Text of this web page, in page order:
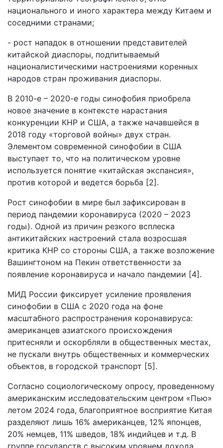
национального и иного характера между Китаем и
соседними странами;
- рост нападок в отношении представителей
китайской диаспоры, подпитываемый
националистическими настроениями коренных
народов стран проживания диаспоры.
В 2010-е – 2020-е годы синофобия приобрела
новое значение в контексте нарастания
конкуренции КНР и США, а также начавшейся в
2018 году «торговой войны» двух стран.
Элементом современной синофобии в США
выступает то, что на политическом уровне
используется понятие «китайская экспансия»,
против которой и ведется борьба [2].
Рост синофобии в мире был зафиксирован в
период пандемии коронавируса (2020 – 2023
годы). Одной из причин резкого всплеска
антикитайских настроений стала возросшая
критика КНР со стороны США, а также возложение
Вашингтоном на Пекин ответственности за
появление коронавируса и начало пандемии [4].
МИД России фиксирует усиление проявления
синофобии в США с 2020 года на фоне
масштабного распространения коронавируса:
американцев азиатского происхождения
притесняли и оскорбляли в общественных местах,
не пускали внутрь общественных и коммерческих
объектов, в городской транспорт [5].
Согласно социологическому опросу, проведенному
американским исследовательским центром «Пью»
летом 2024 года, благоприятное восприятие Китая
разделяют лишь 16% американцев, 12% японцев,
20% немцев, 11% шведов, 18% индийцев и т.д. В
группе государств с высоким уровнем дохода